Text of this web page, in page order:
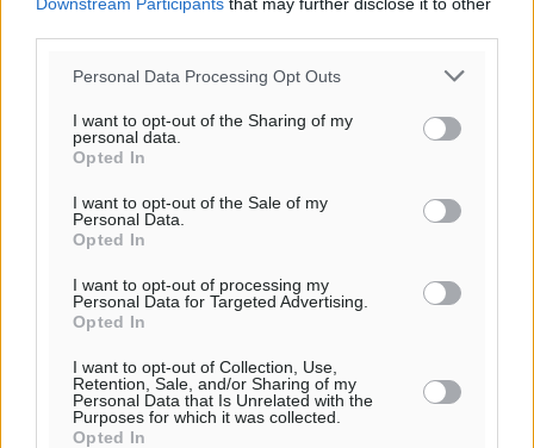
Personal Data Processing Opt Outs
I want to opt-out of the Sharing of my
personal data.
Opted In
I want to opt-out of the Sale of my
Personal Data.
Opted In
I want to opt-out of processing my
Personal Data for Targeted Advertising.
Opted In
I want to opt-out of Collection, Use,
Retention, Sale, and/or Sharing of my
Personal Data that Is Unrelated with the
Purposes for which it was collected.
Opted In